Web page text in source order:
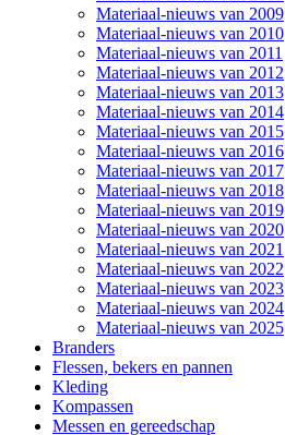
Materiaal-nieuws van 2009
Materiaal-nieuws van 2010
Materiaal-nieuws van 2011
Materiaal-nieuws van 2012
Materiaal-nieuws van 2013
Materiaal-nieuws van 2014
Materiaal-nieuws van 2015
Materiaal-nieuws van 2016
Materiaal-nieuws van 2017
Materiaal-nieuws van 2018
Materiaal-nieuws van 2019
Materiaal-nieuws van 2020
Materiaal-nieuws van 2021
Materiaal-nieuws van 2022
Materiaal-nieuws van 2023
Materiaal-nieuws van 2024
Materiaal-nieuws van 2025
Branders
Flessen, bekers en pannen
Kleding
Kompassen
Messen en gereedschap